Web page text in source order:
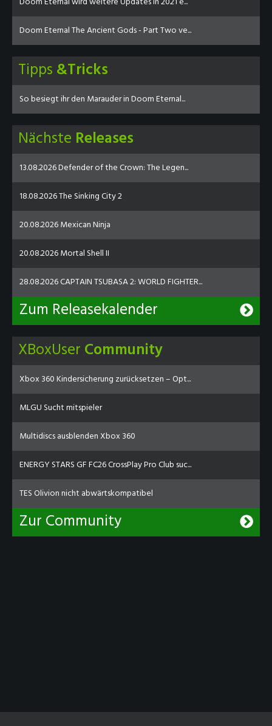
Doom Eternal The Ancient Gods - Part Two ve...
Tipps &Tricks
So besiegt ihr den Marauder in Doom Eternal...
Nächste Releases
13.08.2026 Defender of the Crown: The Legen...
18.08.2026 The Sinking City 2
20.08.2026 Mexican Ninja
20.08.2026 Mortal Shell II
28.08.2026 CAPTAIN TSUBASA 2: WORLD FIGHTER...
Zum Releasekalender
XBoxUser Community
Xbox 360 Kindersicherung zurücksetzen – Opt...
MLGU Sucht mitspieler
Multidiscs ausblenden Xbox 360
ENERGY STARS GF FC26 CrossPlay Pro Club suc...
TES Olivion nicht abwärtskompatibel
Zur Community